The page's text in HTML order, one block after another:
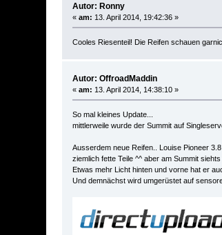
Autor: Ronny
«am: 13. April 2014, 19:42:36 »
Cooles Riesenteil! Die Reifen schauen
Autor: OffroadMaddin
«am: 13. April 2014, 14:38:10 »
So mal kleines Update...
mittlerweile wurde der Summit auf
Ausserdem neue Reifen.. Louise Pioneer
ziemlich fette Teile ^^ aber am Summit
Etwas mehr Licht hinten und vorne hat er
Und demnächst wird umgerüstet auf